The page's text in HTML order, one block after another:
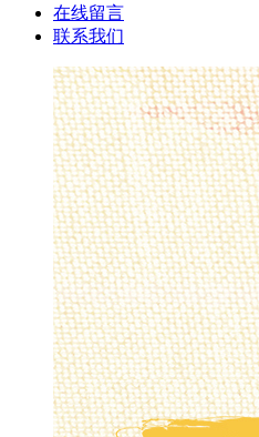
在线留言
联系我们